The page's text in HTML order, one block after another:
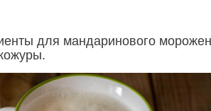
для мандаринового